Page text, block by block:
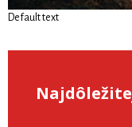
Default text